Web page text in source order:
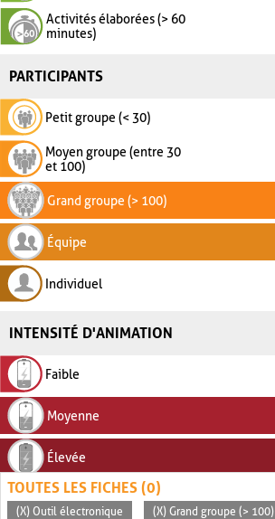
Activités élaborées (> 60
minutes)
PARTICIPANTS
Petit groupe (< 30)
Moyen groupe (entre 30
et 100)
Grand groupe (> 100)
Équipe
Individuel
INTENSITÉ D'ANIMATION
Faible
Moyenne
Élevée
TOUTES LES FICHES (0)
(X) Outil électronique (X) Grand groupe (> 100)